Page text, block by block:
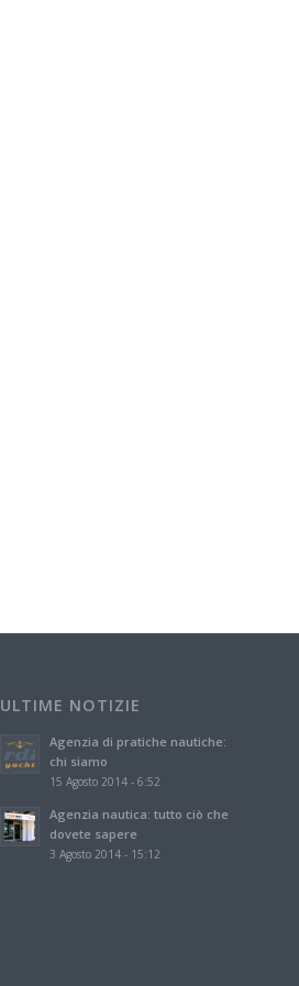
ULTIME NOTIZIE
Agenzia di pratiche nautiche:
chi siamo
15 Agosto 2014 - 6:52
Agenzia nautica: tutto ciò che
dovete sapere
3 Agosto 2014 - 15:12